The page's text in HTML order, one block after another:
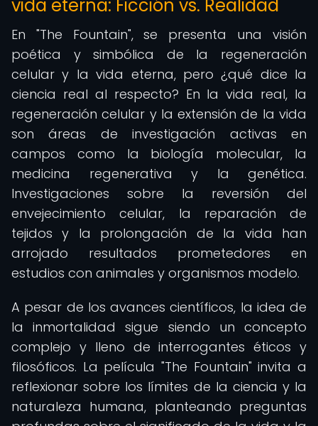
vida eterna: Ficción vs. Realidad
En "The Fountain", se presenta una visión
poética y simbólica de la regeneración
celular y la vida eterna, pero ¿qué dice la
ciencia real al respecto? En la vida real, la
regeneración celular y la extensión de la vida
son áreas de investigación activas en
campos como la biología molecular, la
medicina regenerativa y la genética.
Investigaciones sobre la reversión del
envejecimiento celular, la reparación de
tejidos y la prolongación de la vida han
arrojado resultados prometedores en
estudios con animales y organismos modelo.
A pesar de los avances científicos, la idea de
la inmortalidad sigue siendo un concepto
complejo y lleno de interrogantes éticos y
filosóficos. La película "The Fountain" invita a
reflexionar sobre los límites de la ciencia y la
naturaleza humana, planteando preguntas